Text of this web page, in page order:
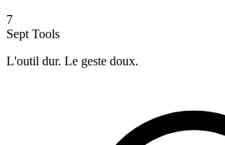
7
Sept Tools
L'outil dur. Le geste doux.